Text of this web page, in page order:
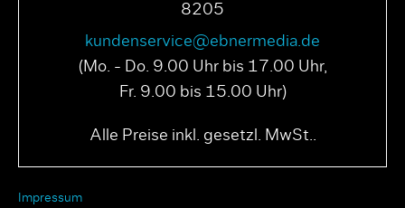
8205
kundenservice@ebnermedia.de
(Mo. - Do. 9.00 Uhr bis 17.00 Uhr,
Fr. 9.00 bis 15.00 Uhr)
Alle Preise inkl. gesetzl. MwSt..
Impressum